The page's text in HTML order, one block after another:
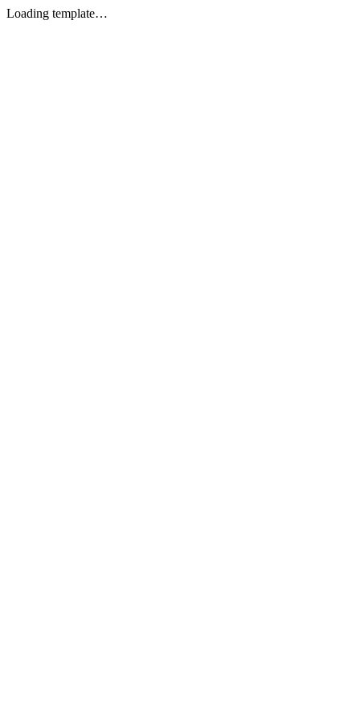
Loading template…